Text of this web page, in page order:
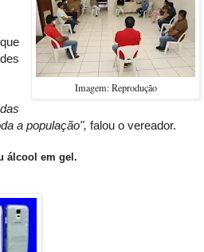
Imagem: Reprodução
a população", falou o vereador.
álcool em gel.